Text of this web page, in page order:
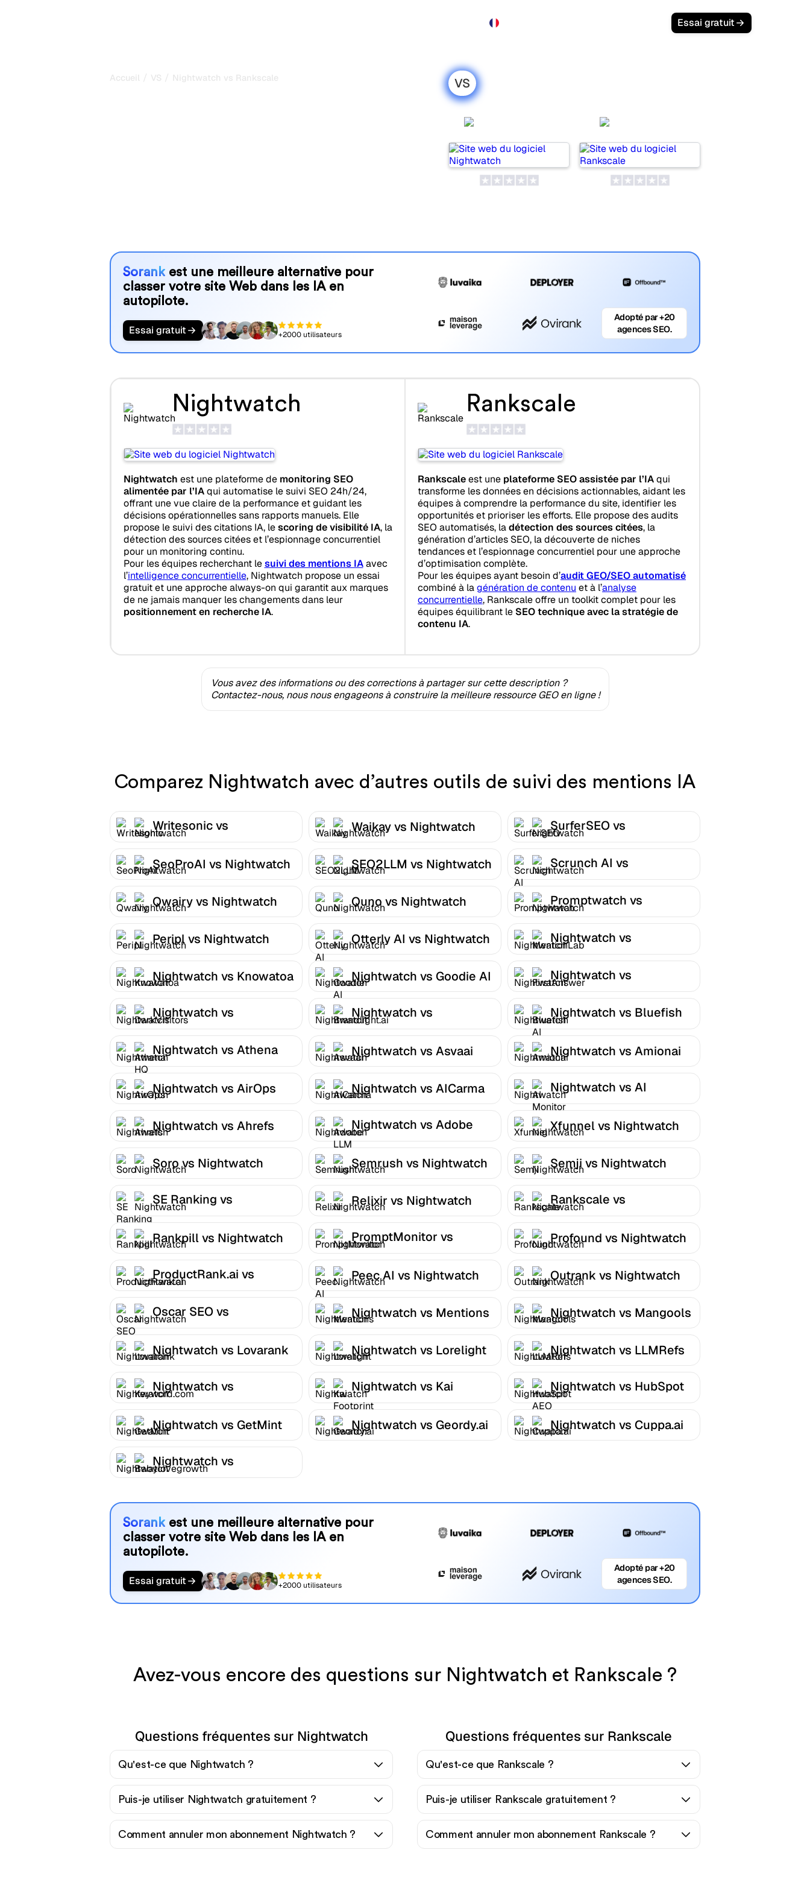
Essai gratuit
Accueil / VS / Nightwatch vs Rankscale VS
Sorankest une meilleure alternative pour
classer votre site Web dans les IA en
autopilote.
Essai gratuit +2000 utilisateurs
Adopté par +20
agences SEO.
Nightwatch
Nightwatch est une plateforme de monitoring SEO
alimentée par l’IAqui automatise le suivi SEO 24h/24,
offrant une vue claire de la performance et guidant les
décisions opérationnelles sans rapports manuels. Elle
propose le suivi des citations IA, lescoring de visibilité IA, la
détection des sources citées et l’espionnage concurrentiel
pour un monitoring continu.
Pour les équipes recherchant lesuivi des mentions IAavec
l’intelligence concurrentielle, Nightwatch propose un essai
gratuit et une approche always-on qui garantit aux marques
de ne jamais manquer les changements dans leur
positionnement en recherche IA.
Rankscale
Rankscaleest une plateforme SEO assistée par l’IAqui
transforme les données en décisions actionnables, aidant les
équipes à comprendre la performance du site, identifier les
opportunités et prioriser les efforts. Elle propose des audits
SEO automatisés, ladétection des sources citées, la
génération d’articles SEO, la découverte de niches
tendances et l’espionnage concurrentiel pour une approche
d’optimisation complète.
Pour les équipes ayant besoin d’audit GEO/SEO automatisé
combiné à lagénération de contenu et à l’analyse
concurrentielle, Rankscale offre un toolkit complet pour les
équipes équilibrant le SEO technique avec la stratégie de
contenu IA.
Vous avez des informations ou des corrections à partager sur cette description ?
Contactez-nous, nous nous engageons à construire la meilleure ressource GEO en ligne !
Comparez Nightwatch avec d’autres outils de suivi des mentions IA
Writesonic vs
Nightwatch
Waikay vs Nightwatch
SurferSEO vs
Nightwatch
SeoProAI vs Nightwatch
SEO2LLM vs Nightwatch
Scrunch AI vs
Nightwatch
Qwairy vs Nightwatch
Quno vs Nightwatch
Promptwatch vs
Nightwatch
Peripl vs Nightwatch
Otterly AI vs Nightwatch
Nightwatch vs
MentionLab
Nightwatch vs Knowatoa
Nightwatch vs Goodie AI
Nightwatch vs
FirstAnswer
Nightwatch vs
DarkVisitors
Nightwatch vs
Brandlight.ai
Nightwatch vs Bluefish
AI
Nightwatch vs Athena
HQ
Nightwatch vs Asvaai Nightwatch vs Amionai
Nightwatch vs AirOps Nightwatch vs AICarma
Nightwatch vs AI
Monitor
Nightwatch vs Ahrefs
Nightwatch vs Adobe
LLM Optimizer
Xfunnel vs Nightwatch
Soro vs Nightwatch Semrush vs Nightwatch Semji vs Nightwatch
SE Ranking vs
Nightwatch
Relixir vs Nightwatch
Rankscale vs
Nightwatch
Rankpill vs Nightwatch
PromptMonitor vs
Nightwatch
Profound vs Nightwatch
ProductRank.ai vs
Nightwatch
Peec AI vs Nightwatch Outrank vs Nightwatch
Oscar SEO vs
Nightwatch
Nightwatch vs Mentions Nightwatch vs Mangools
Nightwatch vs Lovarank Nightwatch vs Lorelight Nightwatch vs LLMRefs
Nightwatch vs
Keyword.com
Nightwatch vs Kai
Footprint
Nightwatch vs HubSpot
AEO
Nightwatch vs GetMint
Nightwatch vs Geordy.ai Nightwatch vs Cuppa.ai
Nightwatch vs
Babylovegrowth
Sorankest une meilleure alternative pour
classer votre site Web dans les IA en
autopilote.
Essai gratuit +2000 utilisateurs
Adopté par +20
agences SEO.
Avez-vous encore des questions sur Nightwatch et Rankscale ?
Questions fréquentes sur Nightwatch
Qu'est-ce que Nightwatch ?
Puis-je utiliser Nightwatch gratuitement ?
Comment annuler mon abonnement Nightwatch ?
Questions fréquentes sur Rankscale
Qu'est-ce que Rankscale ?
Puis-je utiliser Rankscale gratuitement ?
Comment annuler mon abonnement Rankscale ?